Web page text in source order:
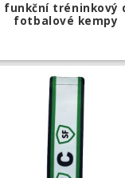
funkční tréninkový
fotbalové kempy